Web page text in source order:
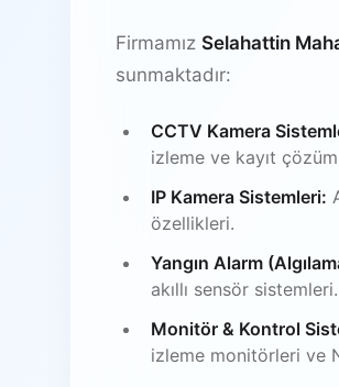
Firmamız Selahattin
sunmaktadır:
CCTV Kamera
izleme ve kayıt
IP Kamera Sistemleri:
özellikleri.
Yangın Alarm
akıllı sensör sistemleri.
Monitör & Kontrol
izleme monitörleri ve